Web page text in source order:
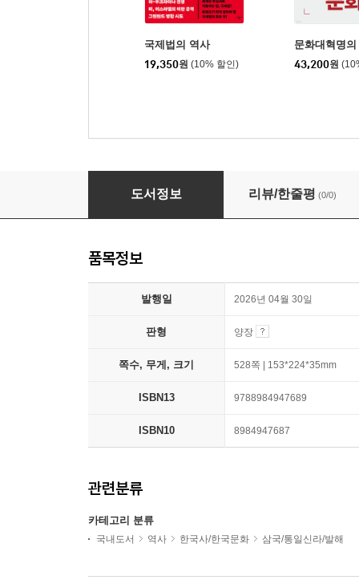
국제법의 역사
19,350원 (10% 할인)
문화대혁명
43,200원
고구려·발해 연구의 최전선
도서정보 리뷰/한줄평 (0/0)
품목정보
발행일 2026년 04월 30일
판형 양장
쪽수, 무게, 크기 528쪽 | 153*224*35mm
ISBN13 9788984947689
ISBN10 8984947687
관련분류
카테고리 분류
국내도서 역사 한국사/한국문화 삼국/통일신라/발해